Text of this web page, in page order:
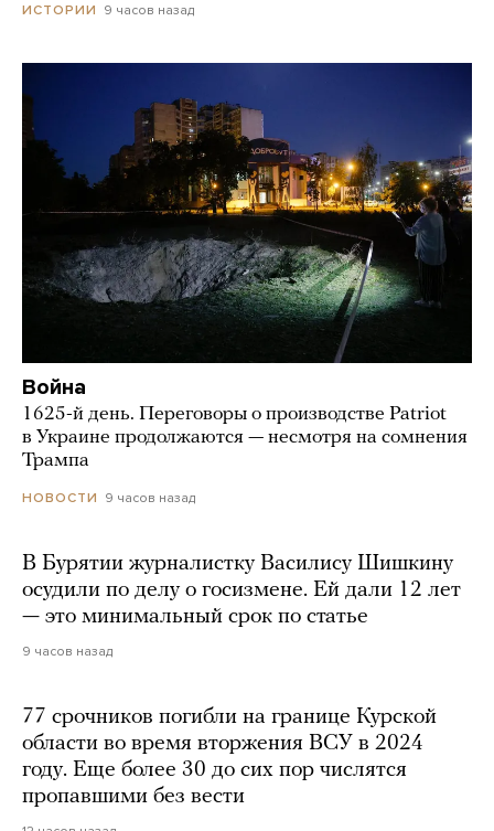
ИСТОРИИ 9 часов назад
Война
1625-й день. Переговоры о производстве Patriot
в Украине продолжаются — несмотря на сомнения
Трампа
НОВОСТИ 9 часов назад
В Бурятии журналистку Василису Шишкину
осудили по делу о госизмене. Ей дали 12 лет
— это минимальный срок по статье
9 часов назад
77 срочников погибли на границе Курской
области во время вторжения ВСУ в 2024
году. Еще более 30 до сих пор числятся
пропавшими без вести